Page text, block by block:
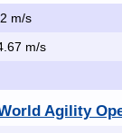
m/s
m/s
Agility